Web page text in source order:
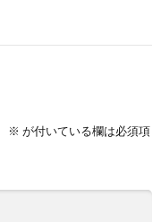
※ が付いている欄は必須項